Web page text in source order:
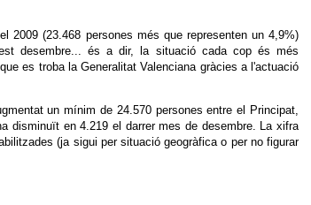
2009 (23.468 persones més que representen un 4,9%)
desembre... és a dir, la situació cada cop és més
es troba la Generalitat Valenciana gràcies a l'actuació
un mínim de 24.570 persones entre el Principat,
disminuït en 4.219 el darrer mes de desembre. La xifra
(ja sigui per situació geogràfica o per no figurar